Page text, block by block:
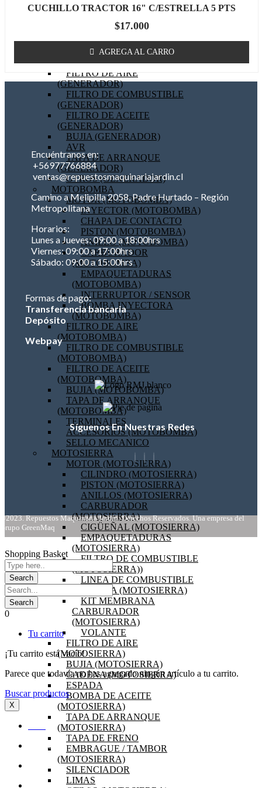
BOBINA (GENERADOR)
EMPAQUETADURAS
(GENERADOR)
BIELA (GENERADOR)
MOTOR DE PARTIDA
(GENERADOR)
FILTRO DE AIRE
(GENERADOR)
FILTRO DE COMBUSTIBLE
(GENERADOR)
FILTRO DE ACEITE
(GENERADOR)
BUJIA (GENERADOR)
AVR
TAPA DE ARRANQUE
(GENERADOR)
OTROS (GENERADOR)
MOTOBOMBA
MOTOR (MOTOBOMBA)
INYECTOR (MOTOBOMBA)
CHAPA DE CONTACTO
PISTON (MOTOBOMBA)
ANILLO (MOTOBOMBA)
CARBURADOR
(MOTOBOMBA)
EMPAQUETADURAS
(MOTOBOMBA)
INTERRUPTOR / SENSOR
BOMBA INYECTORA
(MOTOBOMBA)
FILTRO DE AIRE
(MOTOBOMBA)
FILTRO DE COMBUSTIBLE
(MOTOBOMBA)
FILTRO DE ACEITE
(MOTOBOMBA)
BUJIA (MOTOBOMBA)
TAPA DE ARRANQUE
(MOTOBOMBA)
TERMINALES
ACCESORIOS (MOTOBOMBA)
SELLO MECANICO
MOTOSIERRA
MOTOR (MOTOSIERRA)
CILINDRO (MOTOSIERRA)
PISTON (MOTOSIERRA)
ANILLOS (MOTOSIERRA)
CARBURADOR
(MOTOSIERRA)
CIGÜEÑAL (MOTOSIERRA)
EMPAQUETADURAS
(MOTOSIERRA)
FILTRO DE COMBUSTIBLE
(MOTOSIERRA))
LINEA DE COMBUSTIBLE
BOBINA (MOTOSIERRA)
KIT MEMBRANA
CARBURADOR
(MOTOSIERRA)
VOLANTE
FILTRO DE AIRE
(MOTOSIERRA)
BUJIA (MOTOSIERRA)
CADENA (MOTOSIERRA)
ESPADA
BOMBA DE ACEITE
(MOTOSIERRA)
TAPA DE ARRANQUE
(MOTOSIERRA)
TAPA DE FRENO
EMBRAGUE / TAMBOR
(MOTOSIERRA)
SILENCIADOR
LIMAS
CUCHILLO TRACTOR 16" C/ESTRELLA 5 PTS
$17.000
AGREGA AL CARRO
Encuéntranos en:
+56977766884
ventas@repuestosmaquinariajardin.cl
Camino a Melipilla 2058, Padre Hurtado – Región
Metropolitana
Horarios:
Lunes a Jueves: 09:00 a 18:00hrs
Viernes: 09:00 a 17:00hrs
Sábado: 09:00 a 15:00hrs
Formas de pago:
Transferencia bancaria
Depósito
Webpay
Síguenos En Nuestras Redes
©2023. Repuestos Maquinaria Jardín. Derechos Reservados. Una empresa del
Grupo GreenMaq
Shopping Basket
0
Tu carrito
¡Tu carrito está vacío!
Parece que todavía no has agregado ningún artículo a tu carrito.
Buscar productos
X
OFERTAS
PREGUNTAS FRECUENTES